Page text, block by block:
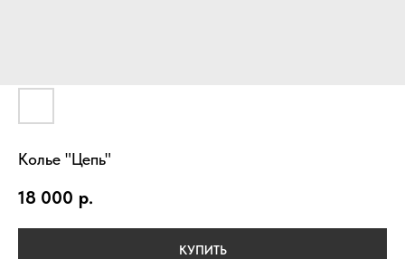
Колье "Цепь"
18 000 р.
КУПИТЬ